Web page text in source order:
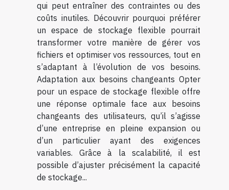
qui peut entraîner des contraintes ou des
coûts inutiles. Découvrir pourquoi préférer
un espace de stockage flexible pourrait
transformer votre manière de gérer vos
fichiers et optimiser vos ressources, tout en
s’adaptant à l’évolution de vos besoins.
Adaptation aux besoins changeants Opter
pour un espace de stockage flexible offre
une réponse optimale face aux besoins
changeants des utilisateurs, qu’il s’agisse
d’une entreprise en pleine expansion ou
d’un particulier ayant des exigences
variables. Grâce à la scalabilité, il est
possible d’ajuster précisément la capacité
de stockage...